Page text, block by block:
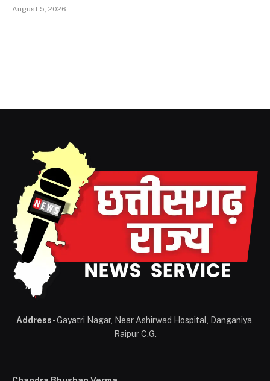
August 5, 2026
Address- Gayatri Nagar, Near Ashirwad Hospital, Danganiya,
Raipur C.G.